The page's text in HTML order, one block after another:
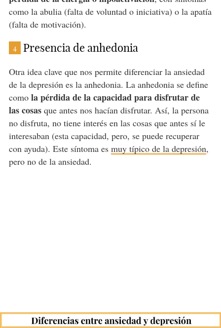
como la abulia (falta de voluntad o iniciativa) o la apatía
(falta de motivación).
4 Presencia de anhedonia
Otra idea clave que nos permite diferenciar la ansiedad
de la depresión es la anhedonia. La anhedonia se define
como la pérdida de la capacidad para disfrutar de
las cosasque antes nos hacían disfrutar. Así, la persona
no disfruta, no tiene interés en las cosas que antes sí le
interesaban (esta capacidad, pero, se puede recuperar
con ayuda). Este síntoma es muy típico de la depresión,
pero no de la ansiedad.